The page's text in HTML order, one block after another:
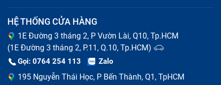
logo, hỏng phím cứng, thiếu bộ nhớ,... Đừng lo vì đã có
Bảo Hành One sẽ giúp bạn khắc phục tất tần tật các
lỗi này khi đến trung tâm sửa chữa.
HỆ THỐNG CỬA HÀNG
1E Đường 3 tháng 2, P Vườn Lài, Q10, Tp.HCM
(1E Đường 3 tháng 2, P.11, Q.10, Tp.HCM)
Gọi: 0764 254 113 Zalo
195 Nguyễn Thái Học, P Bến Thành, Q1, TpHCM